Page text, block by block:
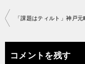
投
ナコメントを残す